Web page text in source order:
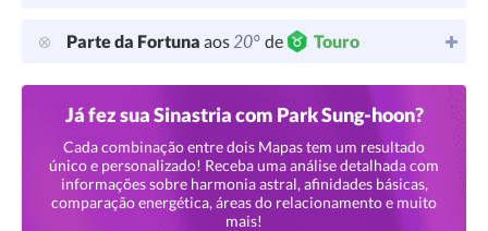
Parte da Fortuna aos20° de Touro
Já fez sua Sinastria com Park Sung-hoon?
Cada combinação entre dois Mapas tem um resultado
único e personalizado! Receba uma análise detalhada com
informações sobre harmonia astral, afinidades básicas,
comparação energética, áreas do relacionamento e muito
mais!